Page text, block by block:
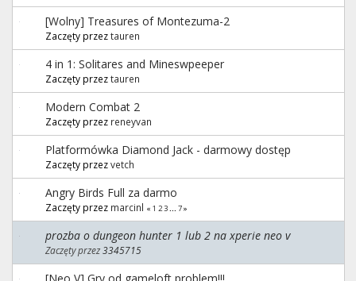
[Wolny] Treasures of Montezuma-2
Zaczęty przeztauren
4 in 1: Solitares and Mineswpeeper
Zaczęty przeztauren
Modern Combat 2
Zaczęty przez reneyvan
Platformówka Diamond Jack - darmowy dostęp
Zaczęty przezvetch
Angry Birds Full za darmo
Zaczęty przez marcinl « 1 23... 7»
prozba o dungeon hunter 1 lub 2 na xperie neo v
Zaczęty przez3345715
[Neo V] Gry od gameloft problem!!!